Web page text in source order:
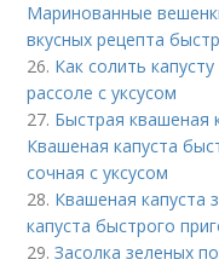
Маринованные
вкусных рецепта
26. Как солить
рассоле с уксусом
27. Быстрая квашеная
Квашеная капуста
сочная с уксусом
28. Квашеная капуста
капуста быстрого
29.Засолка зеленых